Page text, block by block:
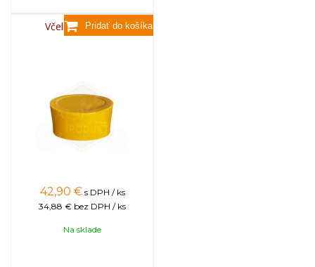
Včelí vosk, 3,5kg
42,90 € s DPH / ks
34,88 € bez DPH / ks
Na sklade